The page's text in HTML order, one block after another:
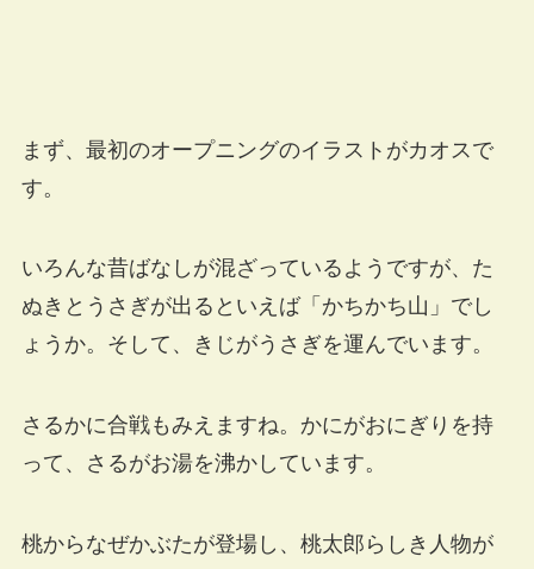
まず、最初のオープニングのイラストがカオスで
す。
いろんな昔ばなしが混ざっているようですが、た
ぬきとうさぎが出るといえば「かちかち山」でし
ょうか。そして、きじがうさぎを運んでいます。
さるかに合戦もみえますね。かにがおにぎりを持
って、さるがお湯を沸かしています。
桃からなぜかぶたが登場し、桃太郎らしき人物が